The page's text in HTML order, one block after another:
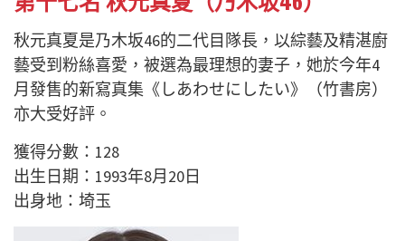
秋元真夏是乃木坂46的二代目隊長，以綜藝及精湛廚
藝受到粉絲喜愛，被選為最理想的妻子，她於今年4
月發售的新寫真集《しあわせにしたい》（竹書房）
亦大受好評。
獲得分數：128
出生日期：1993年8月20日
出身地：埼玉